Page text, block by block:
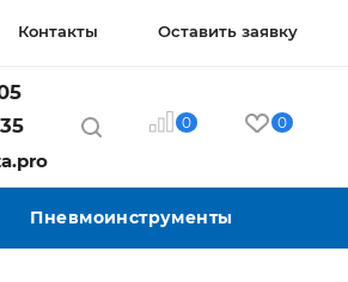
Контакты Оставить заявку
0 0
Пневмоинструменты